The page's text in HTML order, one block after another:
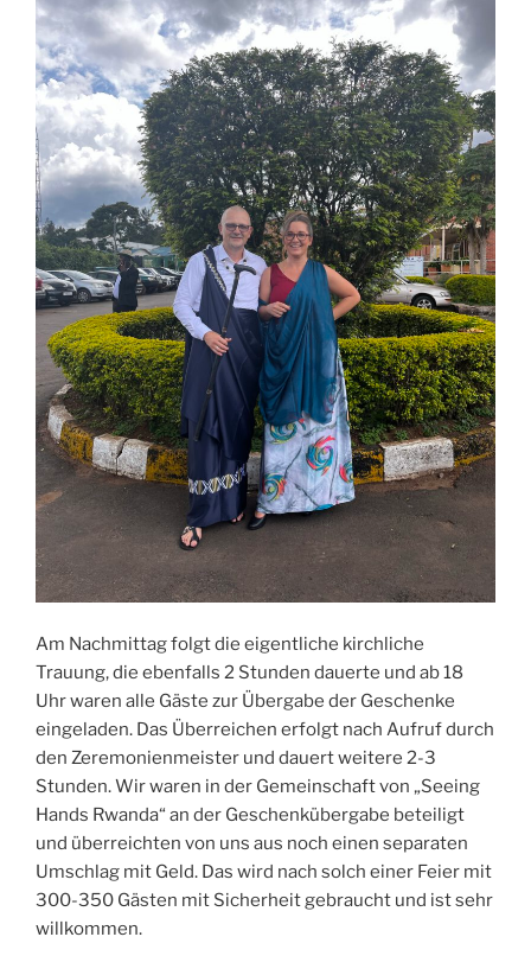
Am Nachmittag folgt die eigentliche kirchliche
Trauung, die ebenfalls 2 Stunden dauerte und ab 18
Uhr waren alle Gäste zur Übergabe der Geschenke
eingeladen. Das Überreichen erfolgt nach Aufruf durch
den Zeremonienmeister und dauert weitere 2-3
Stunden. Wir waren in der Gemeinschaft von „Seeing
Hands Rwanda“ an der Geschenkübergabe beteiligt
und überreichten von uns aus noch einen separaten
Umschlag mit Geld. Das wird nach solch einer Feier mit
300-350 Gästen mit Sicherheit gebraucht und ist sehr
willkommen.